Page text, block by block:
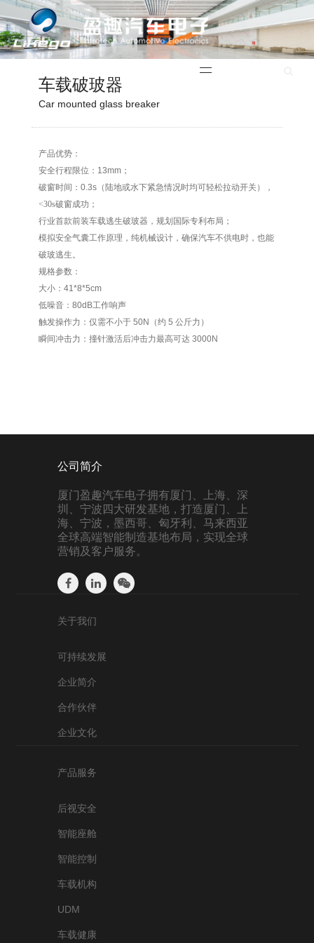
车载破玻器
Car mounted glass breaker
产品优势：
安全行程限位：13mm；
破窗时间：0.3s（ 陆地或水下紧急情况时均可轻松拉动开关），
<30s破窗成功 ；
行业首款前装车载逃生破玻器，规划国际专利布局；
模拟安全气囊工作原理，纯机械设计，确保汽车不供电时，也能
破玻逃生。
规格参数：
大小：41*8*5cm
低噪音：80dB工作响声
触发操作力：仅需不小于 50N（约 5 公斤力）
瞬间冲击力：撞针激活后冲击力最高可达 3000N
公司简介
厦门盈趣汽车电子拥有厦门、上海、深
圳、宁波四大研发基地，打造厦门、上
海、宁波，墨西哥、匈牙利、马来西亚
全球高端智能制造基地布局，实现全球
营销及客户服务。
关于我们
可持续发展
企业简介
合作伙伴
企业文化
产品服务
后视安全
智能座舱
智能控制
车载机构
UDM
车载健康